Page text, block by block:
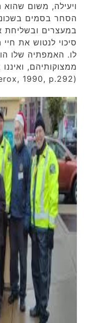
ויעילה, משום
הסחר בסמים
במעצרים ובשליחת
סיכוי לנטוש את
לו. האמפתיה שלו
ממצוקותיהם,
(Trojanowicz and Bucquerox, 1990, p.292).